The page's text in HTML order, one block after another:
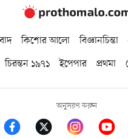
কিশোর আলো বিজ্ঞানচিন্তা
চিরন্তন ১৯৭১ ইপেপার প্রথমা
অনুসরণ করুন